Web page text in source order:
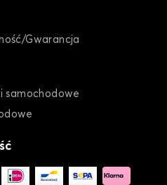
Gwarancja
samochodowe